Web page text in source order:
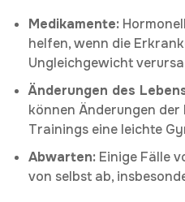
Medikamente:
helfen, wenn die
Ungleichgewicht
Änderungen des
können Änderungen
Trainings eine leichte
Abwarten: Einige Fälle
von selbst ab,